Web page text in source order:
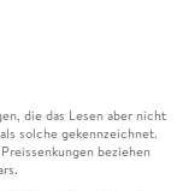
die das Lesen aber nicht
solche gekennzeichnet.
beziehen